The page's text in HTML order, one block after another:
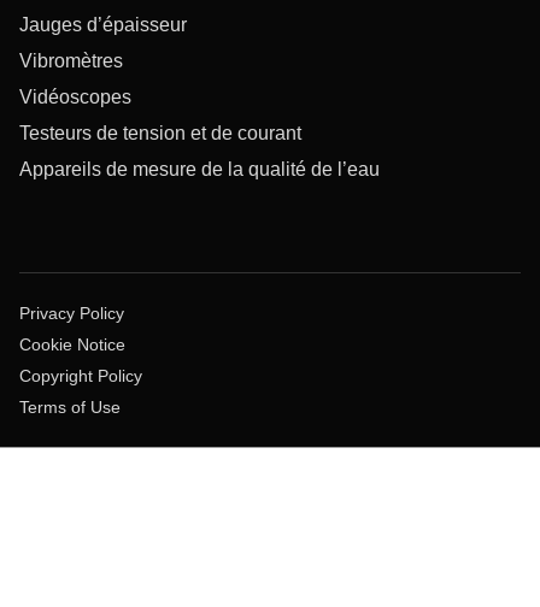
Jauges d’épaisseur
Vibromètres
Vidéoscopes
Testeurs de tension et de courant
Appareils de mesure de la qualité de l’eau
Privacy Policy
Cookie Notice
Copyright Policy
Terms of Use